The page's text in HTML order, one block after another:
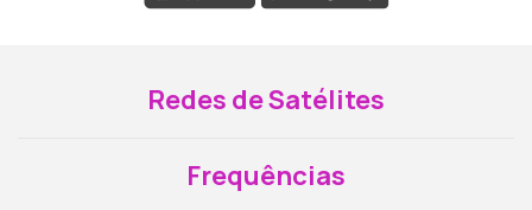
Redes de Satélites
Frequências